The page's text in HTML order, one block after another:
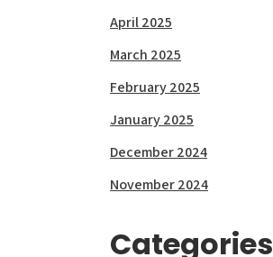
April 2025
March 2025
February 2025
January 2025
December 2024
November 2024
Categories